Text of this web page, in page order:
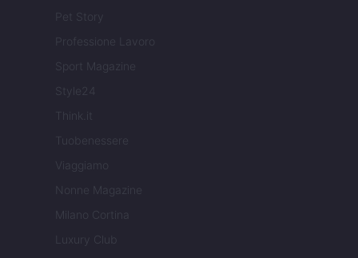
Pet Story
Professione Lavoro
Sport Magazine
Style24
Think.it
Tuobenessere
Viaggiamo
Nonne Magazine
Milano Cortina
Luxury Club